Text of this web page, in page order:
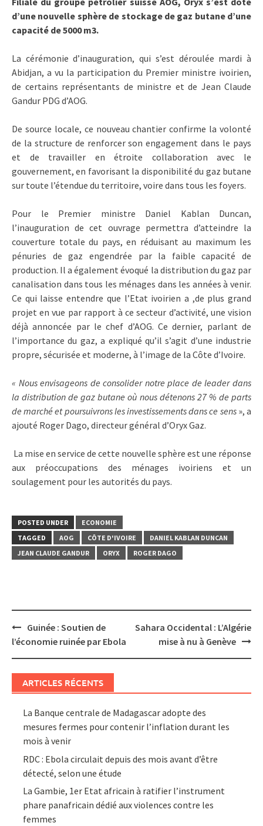
d’une nouvelle sphère de stockage de gaz butane d’une
capacité de 5000 m3.
La cérémonie d’inauguration, qui s’est déroulée mardi à
Abidjan, a vu la participation du Premier ministre ivoirien,
de certains représentants de ministre et de Jean Claude
Gandur PDG d’AOG.
De source locale, ce nouveau chantier confirme la volonté
de la structure de renforcer son engagement dans le pays
et de travailler en étroite collaboration avec le
gouvernement, en favorisant la disponibilité du gaz butane
sur toute l’étendue du territoire, voire dans tous les foyers.
Pour le Premier ministre Daniel Kablan Duncan,
l’inauguration de cet ouvrage permettra d’atteindre la
couverture totale du pays, en réduisant au maximum les
pénuries de gaz engendrée par la faible capacité de
production. Il a également évoqué la distribution du gaz par
canalisation dans tous les ménages dans les années à venir.
Ce qui laisse entendre que l’Etat ivoirien a ,de plus grand
projet en vue par rapport à ce secteur d’activité, une vision
déjà annoncée par le chef d’AOG. Ce dernier, parlant de
l’importance du gaz, a expliqué qu’il s’agit d’une industrie
propre, sécurisée et moderne, à l’image de la Côte d’Ivoire.
« Nous envisageons de consolider notre place de leader dans
la distribution de gaz butane où nous détenons 27 % de parts
de marché et poursuivrons les investissements dans ce sens », a
ajouté Roger Dago, directeur général d’Oryx Gaz.
La mise en service de cette nouvelle sphère est une réponse
aux préoccupations des ménages ivoiriens et un
soulagement pour les autorités du pays.
POSTED UNDER
ECONOMIE
TAGGED
AOG CÔTE D'IVOIRE
DANIEL KABLAN DUNCAN
JEAN CLAUDE GANDUR
ORYX ROGER DAGO
Post
navigation
Guinée : Soutien de
l’économie ruinée par Ebola
Sahara Occidental : L’Algérie
mise à nu à Genève
ARTICLES RÉCENTS
La Banque centrale de Madagascar adopte des
mesures fermes pour contenir l’inflation durant les
mois à venir
RDC : Ebola circulait depuis des mois avant d’être
détecté, selon une étude
La Gambie, 1er Etat africain à ratifier l’instrument
phare panafricain dédié aux violences contre les
femmes